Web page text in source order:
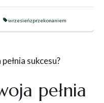
wrzesieńzprzekonaniem
pełnia